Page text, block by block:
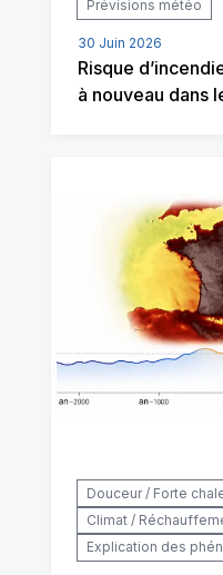
Prévisions météo
30 Juin 2026
Risque
à nouveau dans
Douceur / Forte
Climat /
Explication des